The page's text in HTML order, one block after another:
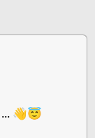
... 👋😇